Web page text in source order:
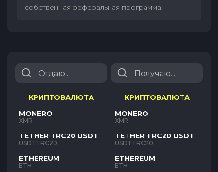
собственная реферальная программа.
КРИПТОВАЛЮТА
MONERO
XMR
TETHER TRC20 USDT
USDTTRC20
ETHEREUM
ETH
КРИПТОВАЛЮТА
MONERO
XMR
TETHER TRC20 USDT
USDTTRC20
ETHEREUM
ETH